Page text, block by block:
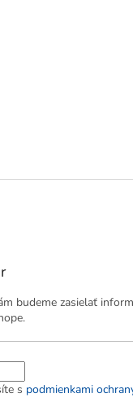
budeme zasielať
s podmienkami